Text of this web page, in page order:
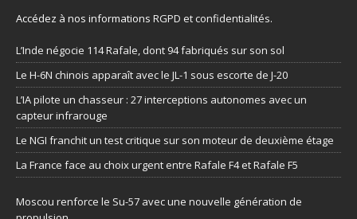
Accédez à nos informations RGPD et confidentialités.
L’Inde négocie 114 Rafale, dont 94 fabriqués sur son sol
Le H-6N chinois apparaît avec le JL-1 sous escorte de J-20
L’IA pilote un chasseur : 27 interceptions autonomes avec un
capteur infrarouge
Le NGI franchit un test critique sur son moteur de deuxième étage
La France face au choix urgent entre Rafale F4 et Rafale F5
Moscou renforce le Su-57 avec une nouvelle génération de